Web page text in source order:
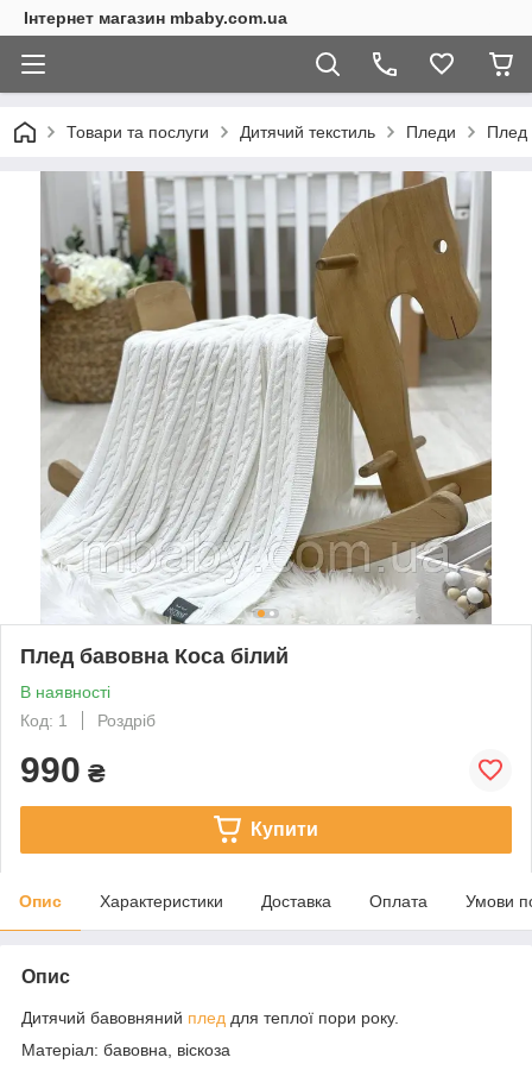
Інтернет магазин mbaby.com.ua
Товари та послуги Дитячий текстиль Пледи Плед
Плед бавовна Коса білий
В наявності
Код: 1
Роздріб
990 ₴
Купити
Опис Характеристики Доставка Оплата Умови
Опис
Дитячий бавовняний плед для теплої пори року.
Матеріал: бавовна, віскоза